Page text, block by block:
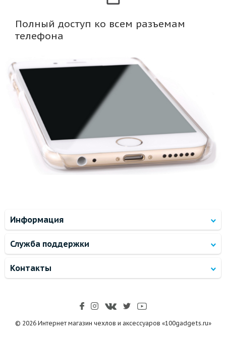
Полный доступ ко всем разъемам
телефона
Информация
Служба поддержки
Контакты
© 2026 Интернет магазин чехлов и аксессуаров «100gadgets.ru»